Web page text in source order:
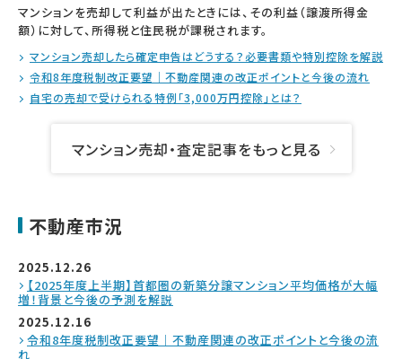
マンションを売却して利益が出たときには、その利益（譲渡所得金
額）に対して、所得税と住民税が課税されます。
マンション売却したら確定申告はどうする？必要書類や特別控除を解説
令和8年度税制改正要望｜不動産関連の改正ポイントと今後の流れ
自宅の売却で受けられる特例「3,000万円控除」とは？
マンション売却・査定記事をもっと見る
不動産市況
2025.12.26
【2025年度上半期】首都圏の新築分譲マンション平均価格が大幅
増！背景と今後の予測を解説
2025.12.16
令和8年度税制改正要望｜不動産関連の改正ポイントと今後の流
れ